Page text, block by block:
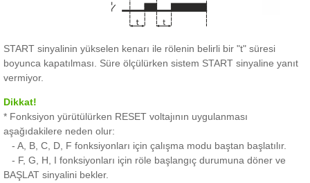
START sinyalinin yükselen kenarı ile rölenin belirli bir "t" süresi
boyunca kapatılması. Süre ölçülürken sistem START sinyaline yanıt
vermiyor.
Dikkat!
* Fonksiyon yürütülürken RESET voltajının uygulanması
aşağıdakilere neden olur:
- A, B, C, D, F fonksiyonları için çalışma modu baştan başlatılır.
- F, G, H, I fonksiyonları için röle başlangıç ​​durumuna döner ve
BAŞLAT sinyalini bekler.